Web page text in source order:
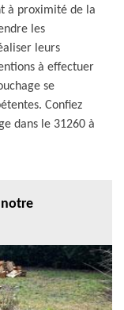
à proximité de la
les
leurs
à effectuer
se
Confiez
dans le 31260 à
notre